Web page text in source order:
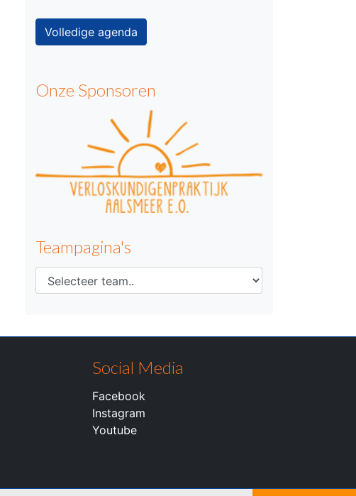
Volledige agenda
Onze Sponsoren
Teampagina's
Social Media
Facebook
Instagram
Youtube